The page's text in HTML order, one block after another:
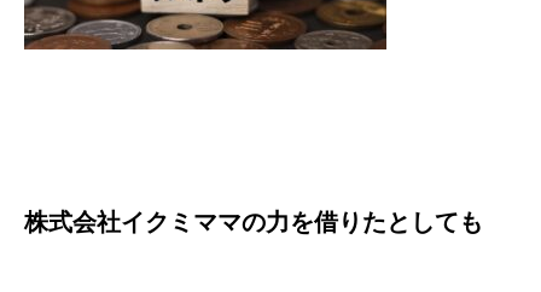
株式会社イクミママの力を借りたとしても